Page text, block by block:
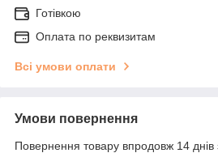
Готівкою
Оплата по реквизитам
Всі умови оплати
Умови повернення
Повернення товару впродовж 14 днів